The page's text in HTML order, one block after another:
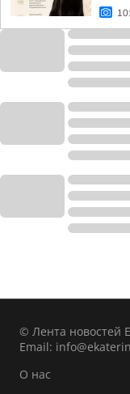
© Лента новостей
Email:
О нас